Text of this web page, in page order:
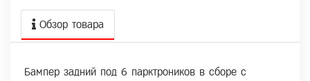
Обзор товара
Бампер задний под 6 парктроников в сборе с